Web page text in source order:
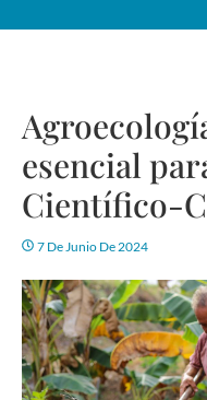
esencial
Científico-
7 De Junio De 2024